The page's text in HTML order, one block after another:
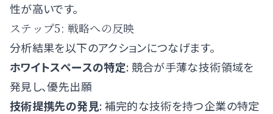
性が高いです。
ステップ5: 戦略への反映
分析結果を以下のアクションにつなげます。
ホワイトスペースの特定: 競合が手薄な技術領域を
発見し、優先出願
技術提携先の発見: 補完的な技術を持つ企業の特定